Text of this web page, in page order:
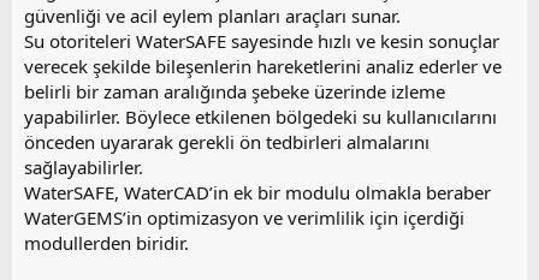
i
güvenliği ve acil eylem planları araçları sunar.
Su otoriteleri WaterSAFE sayesinde hızlı ve kesin sonuçlar
verecek şekilde bileşenlerin hareketlerini analiz ederler ve
belirli bir zaman aralığında şebeke üzerinde izleme
yapabilirler. Böylece etkilenen bölgedeki su kullanıcılarını
önceden uyararak gerekli ön tedbirleri almalarını
sağlayabilirler.
WaterSAFE, WaterCAD’in ek bir modulu olmakla beraber
WaterGEMS’in optimizasyon ve verimlilik için içerdiği
modullerden biridir.